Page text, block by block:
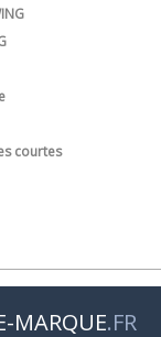
courtes
MARQUE.FR